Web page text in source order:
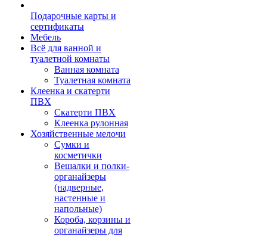
Подарочные карты и
сертификаты
Мебель
Всё для ванной и
туалетной комнаты
Ванная комната
Туалетная комната
Клеенка и скатерти
ПВХ
Скатерти ПВХ
Клеенка рулонная
Хозяйственные мелочи
Сумки и
косметички
Вешалки и полки-
органайзеры
(надверные,
настенные и
напольные)
Короба, корзины и
органайзеры для